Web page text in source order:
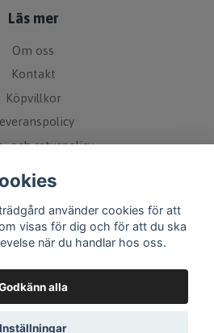
Läs mer
Om oss
Kontakt
Köpvillkor
och returpolicy
medier
använder cookies för att
visas för dig och för att du ska
när du handlar hos oss.
alla
Inställningar